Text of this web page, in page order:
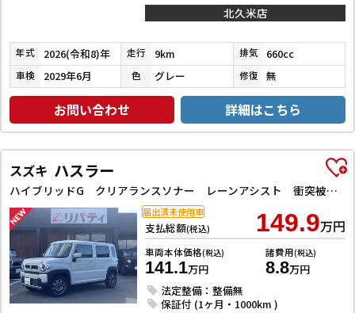
北久米店
年式 2026(令和8)年 走行 9km 排気 660cc
車検 2029年6月 色 グレー 修復 無
お問い合わせ 詳細はこちら
スズキ ハスラー
ハイブリッドG クリアランスソナー レーンアシスト 衝突被害軽減システム オートライト スマートキー アイドリングストップ 電動格納ミラー シートヒーター CVT ESC エアコン パワーウィンドウ
支払総額(税込) 149.9万円
車両本体価格(税込)
141.1万円
諸費用(税込)
8.8万円
法定整備：整備無
保証付 (1ヶ月・1000km )
届出済未使用車